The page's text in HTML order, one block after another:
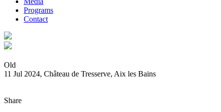
Programs
Contact
Old
11 Jul 2024, Château de Tresserve, Aix les Bains
Share